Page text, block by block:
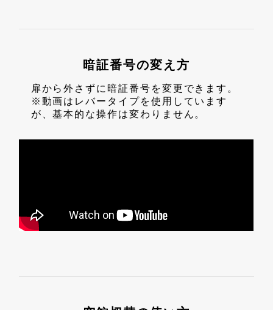
暗証番号の変え方
扉から外さずに暗証番号を変更できます。
※動画はレバータイプを使用しています
が、基本的な操作は変わりません。